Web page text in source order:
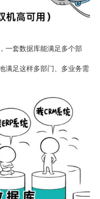
一套数据库能满足多个部
满足这样多部门、多业务需